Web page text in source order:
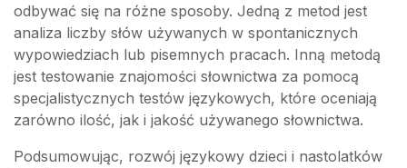
odbywać się na różne sposoby. Jedną z metod jest
analiza liczby słów używanych w spontanicznych
wypowiedziach lub pisemnych pracach. Inną metodą
jest testowanie znajomości słownictwa za pomocą
specjalistycznych testów językowych, które oceniają
zarówno ilość, jak i jakość używanego słownictwa.
Podsumowując, rozwój językowy dzieci i nastolatków